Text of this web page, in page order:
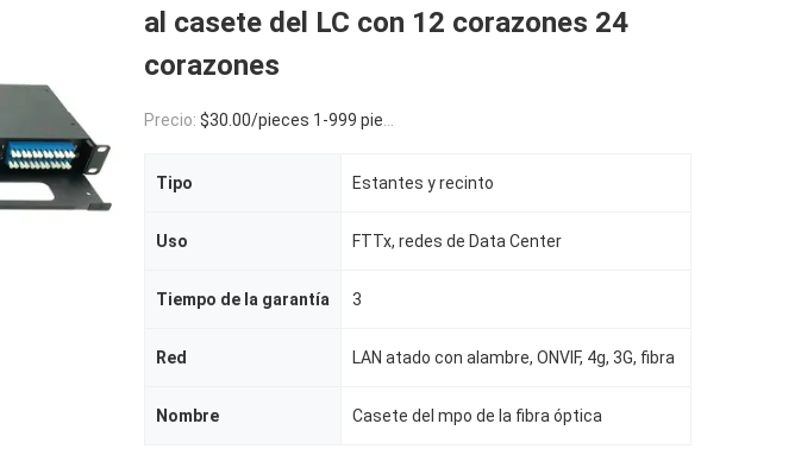
al casete del LC con 12 corazones 24
corazones
Precio: $30.00/pieces 1-999 pieces
Tipo Estantes y recinto
Uso FTTx, redes de Data Center
Tiempo de la garantía 3
Red LAN atado con alambre, ONVIF, 4g, 3G, fibra
Nombre Casete del mpo de la fibra óptica